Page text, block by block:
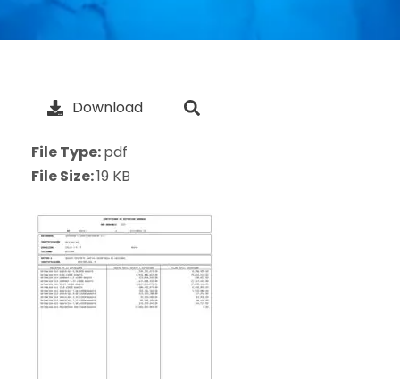
Download
File Type:pdf
File Size:19 KB